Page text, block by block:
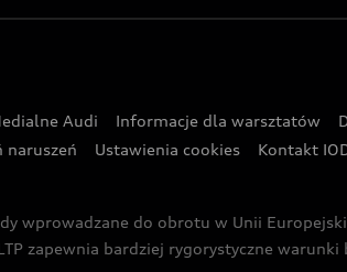
Audi Informacje dla warsztatów
naruszeń Ustawienia cookies Kontakt
wprowadzane do obrotu w Unii
zapewnia bardziej rygorystyczne